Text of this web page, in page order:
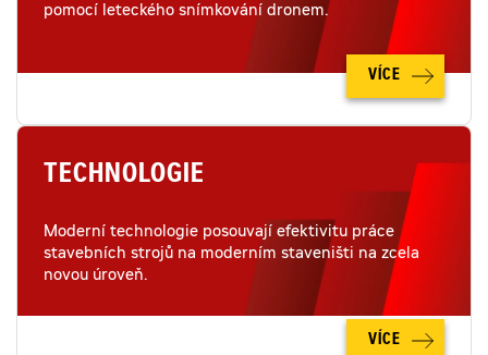
pomocí leteckého snímkování dronem.
VÍCE
TECHNOLOGIE
Moderní technologie posouvají efektivitu práce
stavebních strojů na moderním staveništi na zcela
novou úroveň.
VÍCE